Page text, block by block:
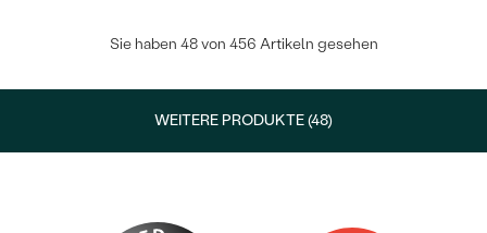
Sie haben 48 von 456 Artikeln gesehen
WEITERE PRODUKTE (48)